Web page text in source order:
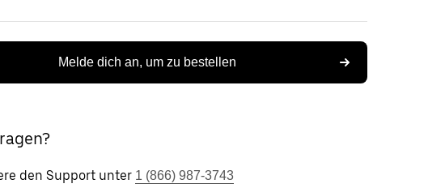
Melde dich an, um zu bestellen
den Support unter 1 (866) 987-3743